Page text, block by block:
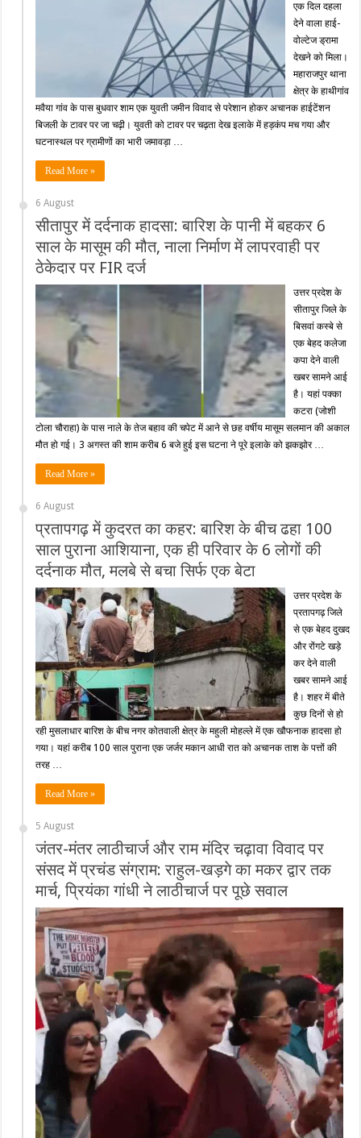
एक दिल दहला
देने वाला हाई-
वोल्टेज ड्रामा
देखने को मिला।
महाराजपुर थाना
क्षेत्र के हाथीगांव
मवैया गांव के पास बुधवार शाम एक युवती जमीन विवाद से परेशान होकर अचानक हाईटेंशन
बिजली के टावर पर जा चढ़ी। युवती को टावर पर चढ़ता देख इलाके में हड़कंप मच गया और
घटनास्थल पर ग्रामीणों का भारी जमावड़ा …
Read More »
6 August
सीतापुर में दर्दनाक हादसा: बारिश के पानी में बहकर 6
साल के मासूम की मौत, नाला निर्माण में लापरवाही पर
ठेकेदार पर FIR दर्ज
उत्तर प्रदेश के
सीतापुर जिले के
बिसवां कस्बे से
एक बेहद कलेजा
कपा देने वाली
खबर सामने आई
है। यहां पक्का
कटरा (जोशी
टोला चौराहा) के पास नाले के तेज बहाव की चपेट में आने से छह वर्षीय मासूम सलमान की अकाल
मौत हो गई। 3 अगस्त की शाम करीब 6 बजे हुई इस घटना ने पूरे इलाके को झकझोर …
Read More »
6 August
प्रतापगढ़ में कुदरत का कहर: बारिश के बीच ढहा 100
साल पुराना आशियाना, एक ही परिवार के 6 लोगों की
दर्दनाक मौत, मलबे से बचा सिर्फ एक बेटा
उत्तर प्रदेश के
प्रतापगढ़ जिले
से एक बेहद दुखद
और रोंगटे खड़े
कर देने वाली
खबर सामने आई
है। शहर में बीते
कुछ दिनों से हो
रही मुसलाधार बारिश के बीच नगर कोतवाली क्षेत्र के महुली मोहल्ले में एक खौफनाक हादसा हो
गया। यहां करीब 100 साल पुराना एक जर्जर मकान आधी रात को अचानक ताश के पत्तों की
तरह …
Read More »
5 August
जंतर-मंतर लाठीचार्ज और राम मंदिर चढ़ावा विवाद पर
संसद में प्रचंड संग्राम: राहुल-खड़गे का मकर द्वार तक
मार्च, प्रियंका गांधी ने लाठीचार्ज पर पूछे सवाल